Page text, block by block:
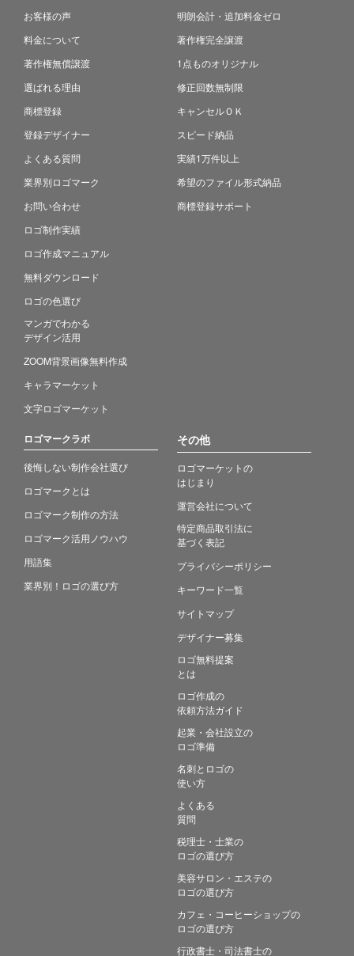
お客様の声
料金について
著作権無償譲渡
選ばれる理由
商標登録
登録デザイナー
よくある質問
業界別ロゴマーク
お問い合わせ
ロゴ制作実績
ロゴ作成マニュアル
無料ダウンロード
ロゴの色選び
マンガでわかる
デザイン活用
ZOOM背景画像無料作成
キャラマーケット
文字ロゴマーケット
明朗会計・追加料金ゼロ
著作権完全譲渡
1点ものオリジナル
修正回数無制限
キャンセルＯＫ
スピード納品
実績1万件以上
希望のファイル形式納品
商標登録サポート
ロゴマークラボ
後悔しない制作会社選び
ロゴマークとは
ロゴマーク制作の方法
ロゴマーク活用ノウハウ
用語集
業界別！ロゴの選び方
その他
ロゴマーケットの
はじまり
運営会社について
特定商品取引法に
基づく表記
プライバシーポリシー
キーワード一覧
サイトマップ
デザイナー募集
ロゴ無料提案
とは
ロゴ作成の
依頼方法ガイド
起業・会社設立の
ロゴ準備
名刺とロゴの
使い方
よくある
質問
税理士・士業の
ロゴの選び方
美容サロン・エステの
ロゴの選び方
カフェ・コーヒーショップの
ロゴの選び方
行政書士・司法書士の